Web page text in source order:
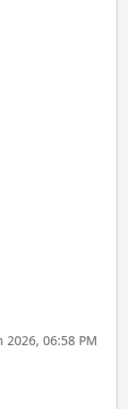
2026, 06:58 PM